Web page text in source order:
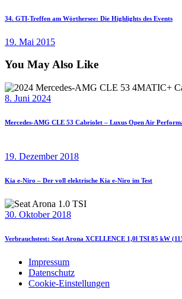
34. GTI-Treffen am Wörthersee: Die Highlights des Events
19. Mai 2015
You May Also Like
8. Juni 2024
Mercedes-AMG CLE 53 Cabriolet – Luxus Open Air
19. Dezember 2018
Kia e-Niro – Der voll elektrische Kia e-Niro im Test
30. Oktober 2018
Verbrauchstest: Seat Arona XCELLENCE 1,0l TSI 85 kW
Impressum
Datenschutz
Cookie-Einstellungen